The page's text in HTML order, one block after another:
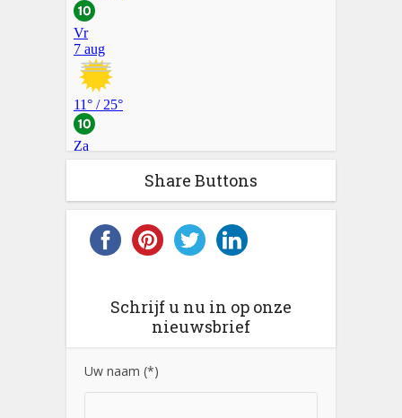
Share Buttons
Schrijf u nu in op onze
nieuwsbrief
Uw naam (*)